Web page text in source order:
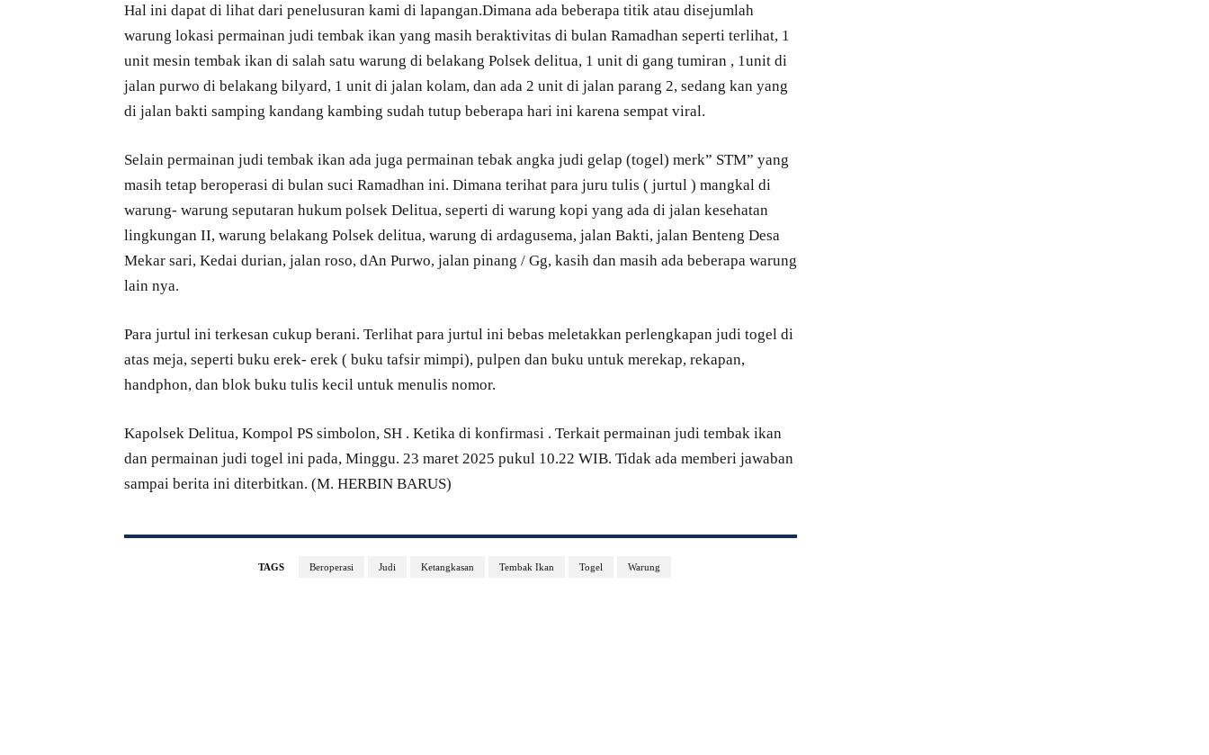
Hal ini dapat di lihat dari penelusuran kami di lapangan.Dimana ada beberapa titik atau disejumlah
warung lokasi permainan judi tembak ikan yang masih beraktivitas di bulan Ramadhan seperti terlihat, 1
unit mesin tembak ikan di salah satu warung di belakang Polsek delitua, 1 unit di gang tumiran , 1unit di
jalan purwo di belakang bilyard, 1 unit di jalan kolam, dan ada 2 unit di jalan parang 2, sedang kan yang
di jalan bakti samping kandang kambing sudah tutup beberapa hari ini karena sempat viral.
Selain permainan judi tembak ikan ada juga permainan tebak angka judi gelap (togel) merk” STM” yang
masih tetap beroperasi di bulan suci Ramadhan ini. Dimana terihat para juru tulis ( jurtul ) mangkal di
warung- warung seputaran hukum polsek Delitua, seperti di warung kopi yang ada di jalan kesehatan
lingkungan II, warung belakang Polsek delitua, warung di ardagusema, jalan Bakti, jalan Benteng Desa
Mekar sari, Kedai durian, jalan roso, dAn Purwo, jalan pinang / Gg, kasih dan masih ada beberapa warung
lain nya.
Para jurtul ini terkesan cukup berani. Terlihat para jurtul ini bebas meletakkan perlengkapan judi togel di
atas meja, seperti buku erek- erek ( buku tafsir mimpi), pulpen dan buku untuk merekap, rekapan,
handphon, dan blok buku tulis kecil untuk menulis nomor.
Kapolsek Delitua, Kompol PS simbolon, SH . Ketika di konfirmasi . Terkait permainan judi tembak ikan
dan permainan judi togel ini pada, Minggu. 23 maret 2025 pukul 10.22 WIB. Tidak ada memberi jawaban
sampai berita ini diterbitkan. (M. HERBIN BARUS)
TAGS Beroperasi Judi Ketangkasan Tembak Ikan Togel Warung